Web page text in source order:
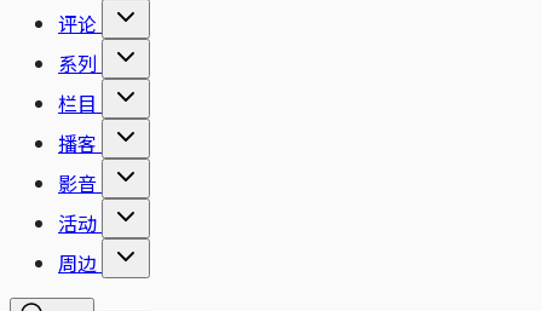
评论
系列
栏目
播客
影音
活动
周边